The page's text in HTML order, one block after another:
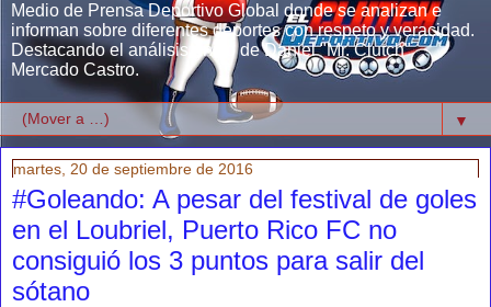
Medio de Prensa Deportivo Global donde se analizan e
informan sobre diferentes deportes con respeto y veracidad.
Destacando el análisis único de Daniel "Mr. Clutch"
Mercado Castro.
▼
martes, 20 de septiembre de 2016
#Goleando: A pesar del festival de goles
en el Loubriel, Puerto Rico FC no
consiguió los 3 puntos para salir del
sótano